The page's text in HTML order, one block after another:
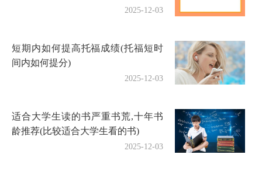
2025-12-03
短期内如何提高托福成绩(托福短时
间内如何提分)
2025-12-03
适合大学生读的书严重书荒,十年书
龄推荐(比较适合大学生看的书)
2025-12-03